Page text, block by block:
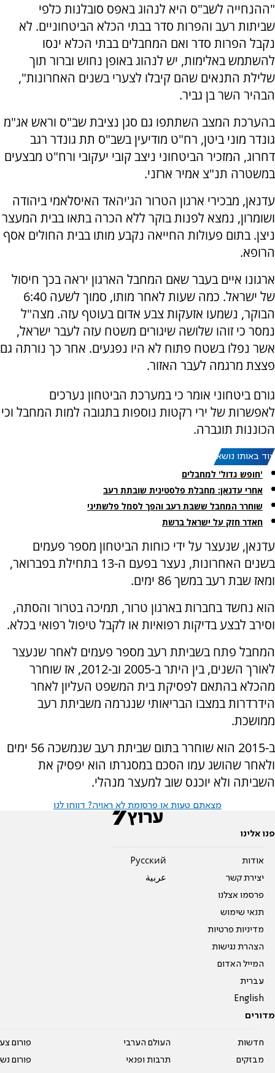
"ההנחייה לשב"ס היא לנהוג באפס סובלנות כלפי
שביתות רעב והפרות סדר בבתי הכלא הביטחוניים. לא
נקבל הפרות סדר ואם המחבלים בבתי הכלא ינסו
להשתמש באלימות, יש לנהוג באופן נחוש וברור תוך
שלילת התנאים שהם קיבלו לצערי בשנים האחרונות",
הבהיר השר בן גביר.
בהערכת המצב השתתפו גם סגן נציבת שב"ס וראש אג"מ
גונדר מוני ביטן, רח"ט מודיעין בשב"ס תת גונדר רגב
דחרוג, המזכיר הביטחוני ניצב קובי יעקובי ורח"ט מבצעים
במשטרה תנ"צ אמיר ארזני.
עדנאן, מבכירי ארגון הטרור הג'יהאד האיסלאמי ביהודה
ושומרון, נמצא לפנות בוקר ללא הכרה בתאו בבית המעצר
ניצן. בתום פעולות החייאה נקבע מותו בבית החולים אסף
הרופא.
ארגונו איים בעבר שאם המחבל הארגון יראה בכך חיסול
של ישראל. כמה שעות לאחר מותו, סמוך לשעה 6:40
הבוקר, נשמעו אזעקות צבע אדום בעוטף עזה. מצה"ל
נמסר כי זוהו שלושה שיגורים משטח עזה לעבר ישראל,
אשר נפלו בשטח פתוח לא היו נפגעים. אחר כך נורתה גם
פצצת מרגמה לעבר האזור.
גורם ביטחוני אומר כי במערכת הביטחון נערכים
לאפשרות של ירי רקטות נוספות בתגובה למות המחבל וכי
הכוננות תוגברה.
עוד באותו נושא:
'חופש גדול' למחבלים
אחרי עדנאן: מחבלת פלסטינית שובתת רעב
שוחרר המחבל ששבת רעב והפך לסמל פלשתיני
חאדר חזק על ישראל ברשת
עדנאן, שנעצר על ידי כוחות הביטחון מספר פעמים
בשנים האחרונות, נעצר בפעם ה-13 בתחילת בפברואר,
ומאז שבת רעב במשך 86 ימים.
הוא נחשד בחברות בארגון טרור, תמיכה בטרור והסתה,
וסירב לבצע בדיקות רפואיות או לקבל טיפול רפואי בכלא.
המחבל פתח בשביתת רעב מספר פעמים לאחר שנעצר
לאורך השנים, בין היתר ב-2005 וב-2012, אז שוחרר
מהכלא בהתאם לפסיקת בית המשפט העליון לאחר
הידרדרות במצבו הבריאותי שנגרמה משביתת רעב
ממושכת.
ב-2015 הוא שוחרר בתום שביתת רעב שנמשכה 56 ימים
ולאחר שהושג עמו הסכם במסגרתו הוא יפסיק את
השביתה ולא יוכנס שוב למעצר מנהלי.
מצאתם טעות או פרסומת לא ראויה? דווחו לנו
פנו אלינו
אודות
יצירת קשר
פרסמו אצלנו
תנאי שימוש
מדיניות פרטיות
הצהרת נגישות
המייל האדום
עברית
English
Pусский
عربية
מדורים
חדשות
מבזקים
העולם הערבי
תרבות ופנאי
פורום
פורום